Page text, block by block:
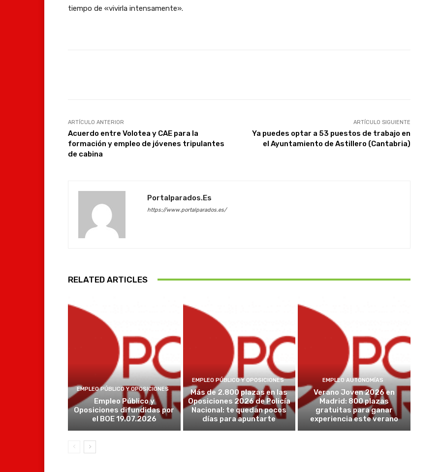
tiempo de «vivirla intensamente».
ARTÍCULO ANTERIOR
Acuerdo entre Volotea y CAE para la
formación y empleo de jóvenes tripulantes
de cabina
ARTÍCULO SIGUIENTE
Ya puedes optar a 53 puestos de trabajo en
el Ayuntamiento de Astillero (Cantabria)
Portalparados.es
https://www.portalparados.es/
RELATED ARTICLES
EMPLEO PÚBLICO Y OPOSICIONES
Empleo Público y
Oposiciones difundidas por
el BOE 19.07.2026
EMPLEO PÚBLICO Y OPOSICIONES
Más de 2.800 plazas en las
Oposiciones 2026 de Policía
Nacional: te quedan pocos
días para apuntarte
EMPLEO AUTONOMÍAS
Verano Joven 2026 en
Madrid: 800 plazas
gratuitas para ganar
experiencia este verano